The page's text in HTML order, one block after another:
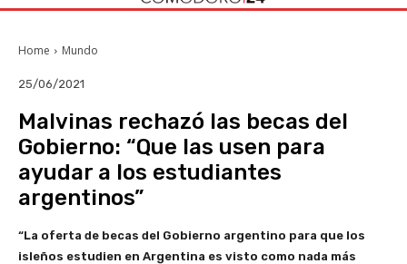
Home Mundo
25/06/2021
Malvinas rechazó las becas del
Gobierno: “Que las usen para
ayudar a los estudiantes
argentinos”
“La oferta de becas del Gobierno argentino para que los
isleños estudien en Argentina es visto como nada más